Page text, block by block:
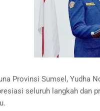
Provinsi Sumsel, Yudha
seluruh langkah dan